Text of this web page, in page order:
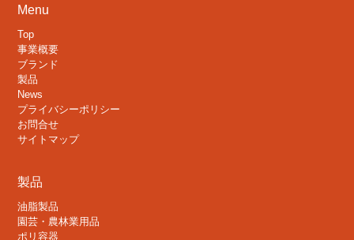
Menu
Top
事業概要
ブランド
製品
News
プライバシーポリシー
お問合せ
サイトマップ
製品
油脂製品
園芸・農林業用品
ポリ容器